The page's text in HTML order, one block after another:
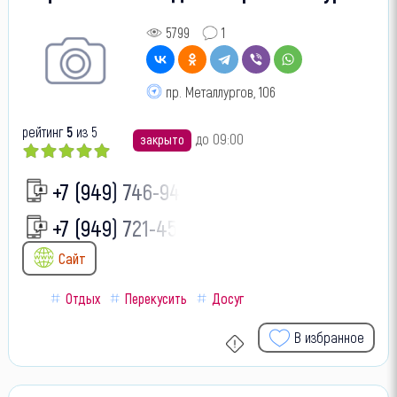
5799 1
пр. Металлургов, 106
рейтинг 5из 5 закрыто до 09:00
+7 (949) 746-94-
+7 (949) 721-45-
Сайт
Отдых Перекусить Досуг
В избранное